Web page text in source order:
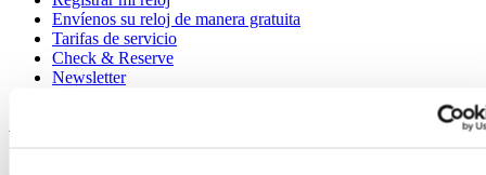
Envíenos su reloj de manera gratuita
Tarifas de servicio
Check & Reserve
Newsletter